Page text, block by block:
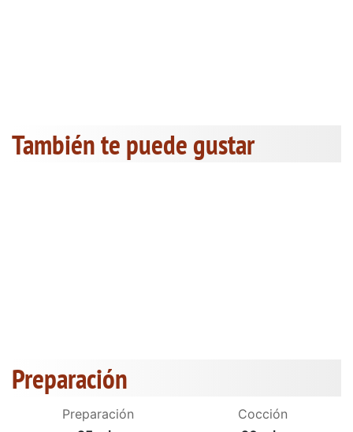
También te puede gustar
Preparación
Preparación
Cocción